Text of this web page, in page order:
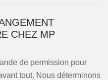
CHEZ MP
de permission pour
tout. Nous déterminons